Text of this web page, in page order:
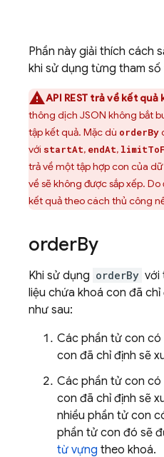
Phần này giải thích cách
khi sử dụng từng tham
API REST trả về kết
thông dịch JSON không bắt
tập kết quả. Mặc dù orderBy
với startAt, endAt,
trả về một tập hợp con của
về sẽ không được sắp xếp.
kết quả theo cách thủ công
orderBy
Khi sử dụng orderBy với
liệu chứa khoá con đã
như sau:
Các phần tử con có
con đã chỉ định sẽ
Các phần tử con có
con đã chỉ định sẽ
nhiều phần tử con
phần tử con đó sẽ
từ vựng theo khoá.